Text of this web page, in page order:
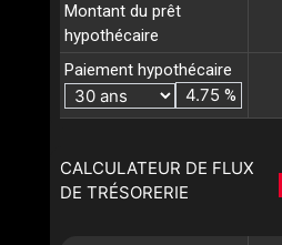
Montant du prêt
hypothécaire
Paiement hypothécaire
%
CALCULATEUR DE FLUX
DE TRÉSORERIE